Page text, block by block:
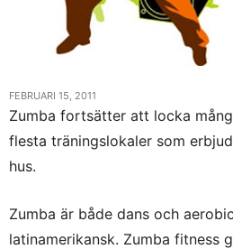
FEBRUARI 15, 2011
Zumba fortsätter att locka
flesta träningslokaler som
hus.
Zumba är både dans och
latinamerikansk. Zumba fitness